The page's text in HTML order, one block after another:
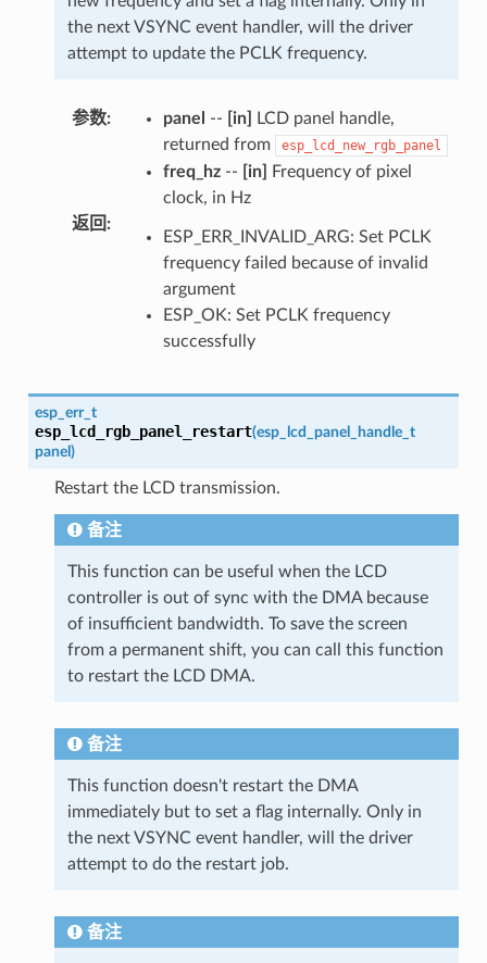
the next VSYNC event handler, will the driver
attempt to update the PCLK frequency.
参数: panel -- [in]
LCD panel handle,
returned from
esp_lcd_new_rgb_panel
freq_hz-- [in]
Frequency of pixel
clock, in Hz
返回 :
ESP_ERR_INVALID_ARG: Set PCLK
frequency failed because of invalid
argument
ESP_OK: Set PCLK frequency
successfully
esp_err_t
esp_lcd_rgb_panel_restart(esp_lcd_panel_handle_t
panel )
Restart the LCD transmission.
备注
This function can be useful when the LCD
controller is out of sync with the DMA because
of insufficient bandwidth. To save the screen
from a permanent shift, you can call this function
to restart the LCD DMA.
备注
This function doesn't restart the DMA
immediately but to set a flag internally. Only in
the next VSYNC event handler, will the driver
attempt to do the restart job.
备注